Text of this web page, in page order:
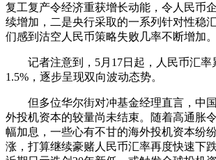
复工复产令经济重获增长动能，令人民币
续增加，二是央行采取的一系列针对性稳
们感到沽空人民币策略失败几率不断增加。
记者注意到，5月17日起，人民币汇率
1.5%，逐步呈现双向波动态势。
但多位华尔街对冲基金经理直言，中
外投机资本的较量尚未结束。随着高通胀
幅加息，一些心有不甘的海外投机资本纷
涨，打算继续豪赌人民币汇率再度快速下